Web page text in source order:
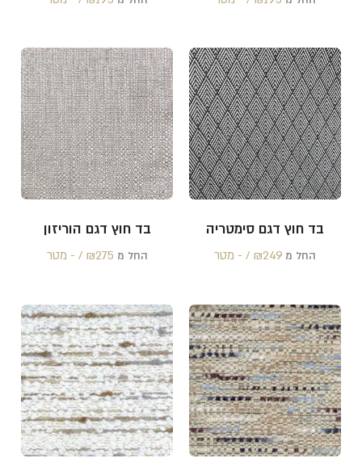
בד חוץ דגם סימטריה
החל מ ₪249 /‏‏‎ ‎- מטר
בד חוץ דגם הוריזון
החל מ ₪275 /‏‏‎ ‎- מטר